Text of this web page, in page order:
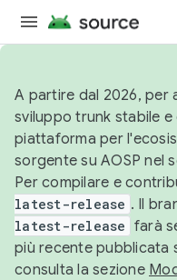
A partire dal 2026, per
sviluppo trunk stabile
piattaforma per
sorgente su AOSP nel
Per compilare e
latest-release . Il
latest-release farà
più recente pubblicata
consulta la sezione